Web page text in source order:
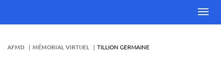
AFMD MÉMORIAL VIRTUEL TILLION GERMAINE